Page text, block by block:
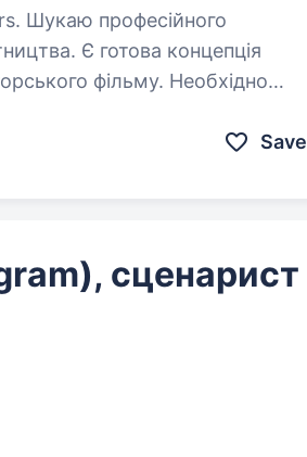
фільму. Необхідно
Save
сценарист